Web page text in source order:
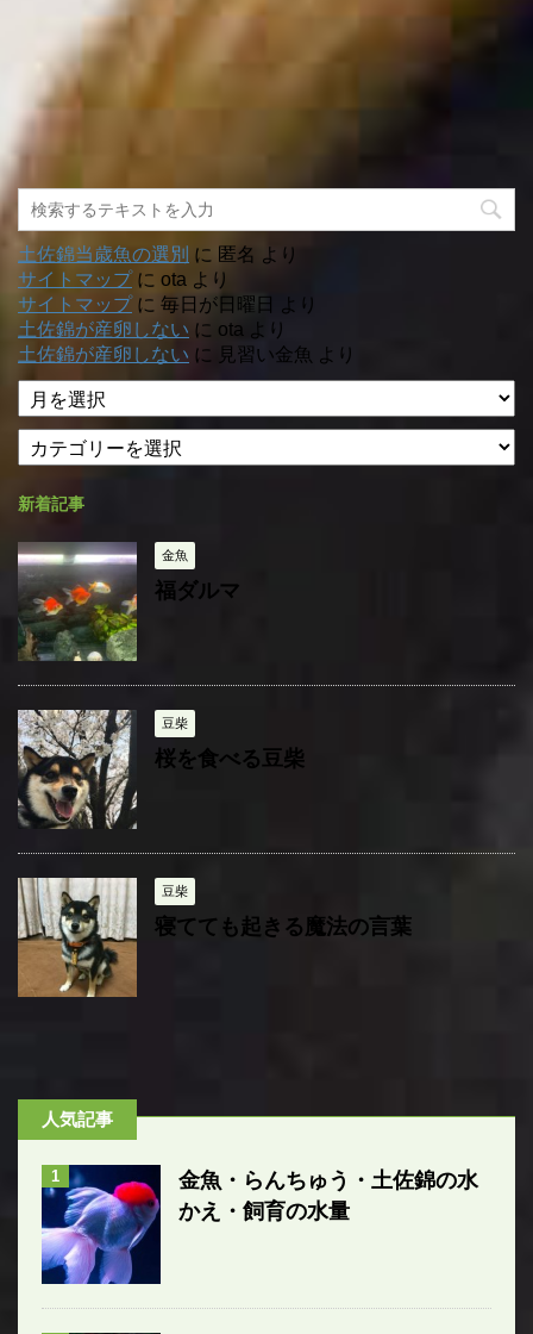
土佐錦当歳魚の選別 に 匿名 より
サイトマップに ota より
サイトマップに 毎日が日曜日
より
土佐錦が産卵しない に ota より
土佐錦が産卵しない に 見習い金魚 より
ア
ー
イ
テ
リ
ー
新着記事
金魚
福ダルマ
豆柴
桜を食べる豆柴
豆柴
寝てても起きる魔法の言葉
人気記事
1
金魚・らんちゅう・土佐錦の水
かえ・飼育の水量